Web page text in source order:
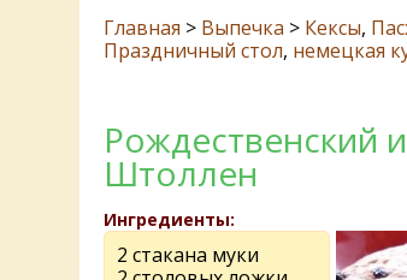
Главная > Выпечка > Кексы,
Праздничный стол, немецкая
Рождественский
Штоллен
Ингредиенты:
2 стакана муки